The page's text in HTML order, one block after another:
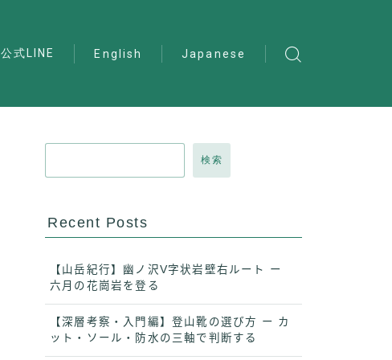
公式LINE English Japanese
検索
Recent Posts
【山岳紀行】幽ノ沢V字状岩壁右ルート ー
六月の花崗岩を登る
【深層考察・入門編】登山靴の選び方 ー カ
ット・ソール・防水の三軸で判断する